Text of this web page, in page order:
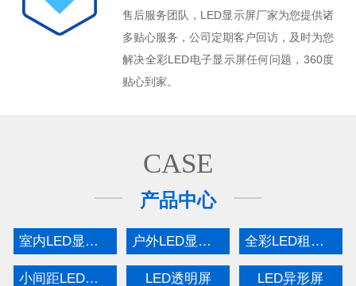
售后服务团队，LED显示屏厂家为您提供诸
多贴心服务，公司定期客户回访，及时为您
解决全彩LED电子显示屏任何问题，360度
贴心到家。
CASE
产品中心
室内LED显示屏 户外LED显示屏 全彩LED租赁屏
小间距LED显示屏 LED透明屏 LED异形屏